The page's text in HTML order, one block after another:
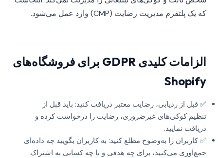
که یک پلتفرم مدیریت رضایت (CMP) وارد عمل می‌شود.
الزامات کلیدی GDPR برای فروشگاه‌های
Shopify
✅ قبل از ردیابی، رضایت معتبر دریافت کنید: باید قبل از
تنظیم کوکی‌های غیرضروری، رضایت را درخواست کرده و
دریافت نمایید.
✅ کاربران را به‌وضوح مطلع کنید: به کاربران بگویید چه داده‌ای
جمع‌آوری می‌کنید، برای چه هدفی و با چه کسانی به اشتراک